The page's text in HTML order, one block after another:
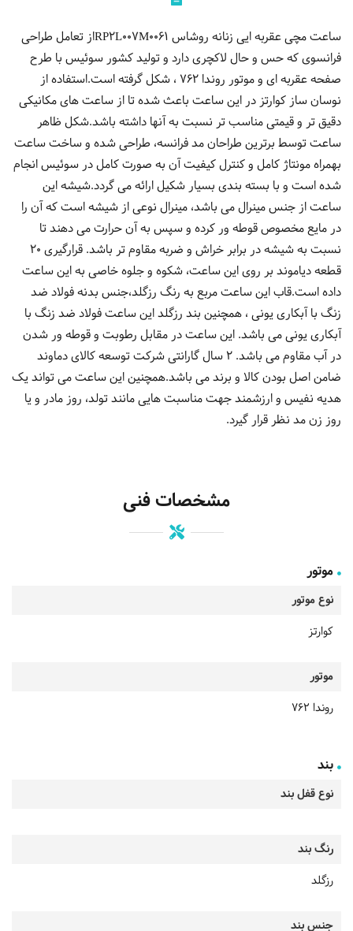
ساعت مچی عقربه ایی زنانه روشاس RP2L007M0061از تعامل طراحی
فرانسوی که حس و حال لاکچری دارد و تولید کشور سوئیس با طرح
صفحه عقربه ای و موتور روندا 762 ، شکل گرفته است.استفاده از
نوسان ساز کوارتز در این ساعت باعث شده تا از ساعت های مکانیکی
دقیق تر و قیمتی مناسب تر نسبت به آنها داشته باشد.شکل ظاهر
ساعت توسط برترین طراحان مد فرانسه، طراحی شده و ساخت ساعت
بهمراه مونتاژ کامل و کنترل کیفیت آن به صورت کامل در سوئیس انجام
شده است و با بسته بندی بسیار شکیل ارائه می گردد.شیشه این
ساعت از جنس مینرال می باشد، مینرال نوعی از شیشه است که آن را
در مایع مخصوص قوطه ور کرده و سپس به آن حرارت می دهند تا
نسبت به شیشه در برابر خراش و ضربه مقاوم تر باشد. قرارگیری 20
قطعه دیاموند بر روی این ساعت، شکوه و جلوه خاصی به این ساعت
داده است.قاب این ساعت مربع به رنگ رزگلد،جنس بدنه فولاد ضد
زنگ با آبکاری یونی ، همچنین بند رزگلد این ساعت فولاد ضد زنگ با
آبکاری یونی می باشد. این ساعت در مقابل رطوبت و قوطه ور شدن
در آب مقاوم می باشد. 2 سال گارانتی شرکت توسعه کالای دماوند
ضامن اصل بودن کالا و برند می باشد.همچنین این ساعت می تواند یک
هدیه نفیس و ارزشمند جهت مناسبت هایی مانند تولد، روز مادر و یا
روز زن مد نظر قرار گیرد.
مشخصات فنی
موتور
نوع موتور
کوارتز
موتور
روندا 762
بند
نوع قفل بند
رنگ بند
رزگلد
جنس بند